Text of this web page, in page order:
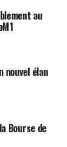
au
nouvel élan
Bourse de